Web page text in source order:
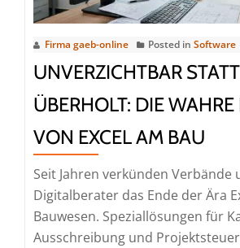
Angebote
Firma gaeb-online Posted in Software
UNVERZICHTBAR STATT
ÜBERHOLT: DIE WAHRE
VON EXCEL AM BAU
Seit Jahren verkünden Verbände
Digitalberater das Ende der Ära
Bauwesen. Speziallösungen für
Ausschreibung und